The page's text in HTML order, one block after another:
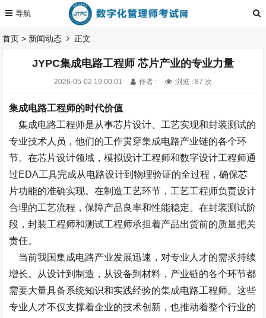
首页 > 新闻动态 正文
JYPC集成电路工程师 芯片产业的专业力量
2026-05-02 19:00:01 作者 : 浏览 : 87 次
集成电路工程师的时代价值
集成电路工程师是从事芯片设计、工艺实现和封装测试的
专业技术人员，他们的工作贯穿集成电路产业链的各个环
节。在芯片设计领域，模拟设计工程师和数字设计工程师通
过EDA工具完成从电路设计到物理验证的全过程，确保芯
片功能的准确实现。在制造工艺环节，工艺工程师负责设计
合理的工艺流程，保障产品良率和性能稳定。在封装测试阶
段，封装工程师和测试工程师承担着产品出货前的质量把关
责任。
当前我国集成电路产业发展迅速，对专业人才的需求持续
增长。从设计到制造，从设备到材料，产业链的各个环节都
需要大量具备系统知识和实践经验的集成电路工程师。这些
专业人才不仅支撑着企业的技术创新，也推动着整个行业的